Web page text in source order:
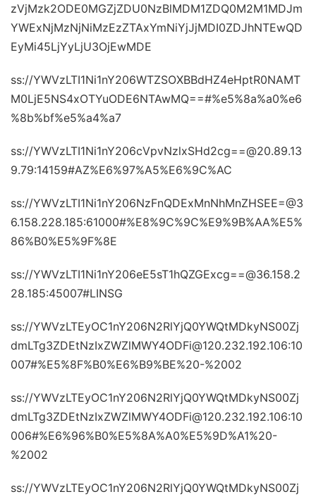
zVjMzk2ODE0MGZjZDU0NzBlMDM1ZDQ0M2M1MDJm
YWExNjMzNjNiMzEzZTAxYmNiYjJjMDI0ZDJhNTEwQD
EyMi45LjYyLjU3OjEwMDE
ss://YWVzLTI1Ni1nY206WTZSOXBBdHZ4eHptR0NAMT
M0LjE5NS4xOTYuODE6NTAwMQ==#%e5%8a%a0%e6
%8b%bf%e5%a4%a7
ss://YWVzLTI1Ni1nY206cVpvNzlxSHd2cg==@20.89.13
9.79:14159#AZ%E6%97%A5%E6%9C%AC
ss://YWVzLTI1Ni1nY206NzFnQDExMnNhMnZHSEE=@3
6.158.228.185:61000#%E8%9C%9C%E9%9B%AA%E5%
86%B0%E5%9F%8E
ss://YWVzLTI1Ni1nY206eE5sT1hQZGExcg==@36.158.2
28.185:45007#LINSG
ss://YWVzLTEyOC1nY206N2RlYjQ0YWQtMDkyNS00Zj
dmLTg3ZDEtNzIxZWZlMWY4ODFi@120.232.192.106:10
007#%E5%8F%B0%E6%B9%BE%20-%2002
ss://YWVzLTEyOC1nY206N2RlYjQ0YWQtMDkyNS00Zj
dmLTg3ZDEtNzIxZWZlMWY4ODFi@120.232.192.106:10
006#%E6%96%B0%E5%8A%A0%E5%9D%A1%20-
%2002
ss://YWVzLTEyOC1nY206N2RlYjQ0YWQtMDkyNS00Zj